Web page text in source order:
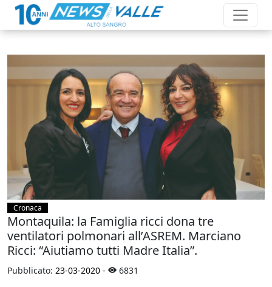
Cronaca
Montaquila: la Famiglia ricci dona tre
ventilatori polmonari all’ASREM. Marciano
Ricci: “Aiutiamo tutti Madre Italia”.
Pubblicato: 23-03-2020 - 6831